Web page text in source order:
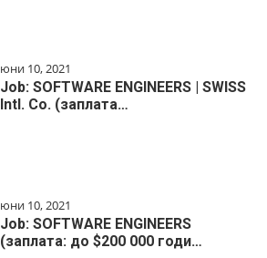
юни 10, 2021
Job: SOFTWARE ENGINEERS | SWISS
Intl. Co. (заплата…
юни 10, 2021
Job: SOFTWARE ENGINEERS
(заплата: до $200 000 годи…